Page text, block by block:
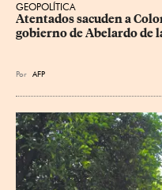
GEOPOLÍTICA
Atentados sacuden a
gobierno de Abelardo de
Por AFP